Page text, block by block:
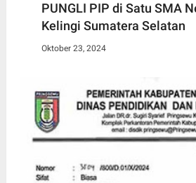
PUNGLI PIP di Satu SMA
Kelingi Sumatera Selatan
Oktober 23, 2024